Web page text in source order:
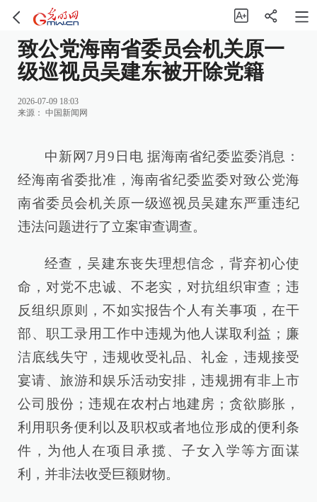
致公党海南省委员会机关原一
级巡视员吴建东被开除党籍
2026-07-09 18:03
来源： 中国新闻网
中新网7月9日电 据海南省纪委监委消息：
经海南省委批准，海南省纪委监委对致公党海
南省委员会机关原一级巡视员吴建东严重违纪
违法问题进行了立案审查调查。
经查，吴建东丧失理想信念，背弃初心使
命，对党不忠诚、不老实，对抗组织审查；违
反组织原则，不如实报告个人有关事项，在干
部、职工录用工作中违规为他人谋取利益；廉
洁底线失守，违规收受礼品、礼金，违规接受
宴请、旅游和娱乐活动安排，违规拥有非上市
公司股份；违规在农村占地建房；贪欲膨胀，
利用职务便利以及职权或者地位形成的便利条
件，为他人在项目承揽、子女入学等方面谋
利，并非法收受巨额财物。